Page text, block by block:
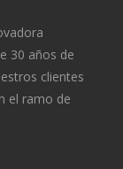
30 años de
clientes
el ramo de